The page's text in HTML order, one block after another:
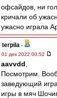
офсайдов, ни
кричали об
ужасно играла
terpila -
01 дек 2022 00:52
aavvdd
Посмотрим.
заведующий
игры в мяч